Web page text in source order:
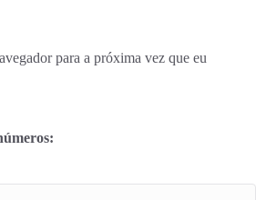
para a próxima vez que eu